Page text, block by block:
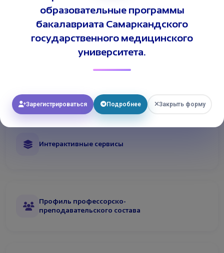
Электронная библиотека
Интерактивные сервисы
Профиль профессорско-
преподавательского состава
образовательные программы
бакалавриата Самаркандского
государственного медицинского
университета.
Зарегистрироваться Подробнее Закрыть форму